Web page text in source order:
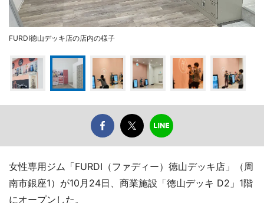
FURDI徳山デッキ店の店内の様子
女性専用ジム「FURDI（ファディー）徳山デッキ店」（周
南市銀座1）が10月24日、商業施設「徳山デッキ D2」1階
にオープンした。